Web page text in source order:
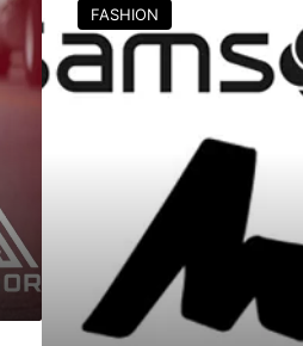
트
홍
대
나
트
FASHION